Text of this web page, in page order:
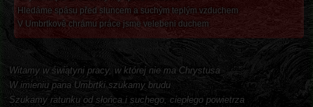
Hledáme spásu před sluncem a suchým teplým vzduchem
V Umbrtkově chrámu práce jsme velebeni duchem
Witamy w świątyni pracy, w której nie ma Chrystusa
W imieniu pana Umbrtki szukamy brudu
Szukamy ratunku od słońca i suchego, ciepłego powietrza